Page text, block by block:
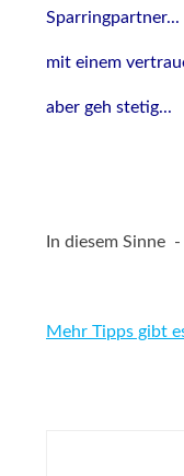
Sparringpartner...
mit einem
aber geh stetig...
In diesem Sinne
Mehr Tipps gibt